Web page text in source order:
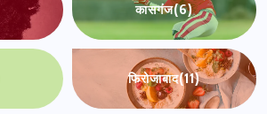
कासगंज(6)
फिरोजाबाद(11)